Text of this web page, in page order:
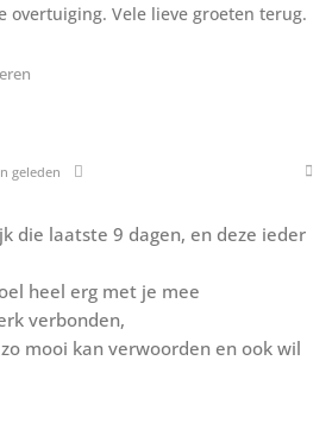
overtuiging. Vele lieve groeten terug.
geleden
die laatste 9 dagen, en deze ieder
heel erg met je mee
verbonden,
mooi kan verwoorden en ook wil